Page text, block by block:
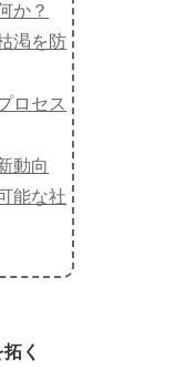
か？
渇を防
ロセス
動向
能な社
く